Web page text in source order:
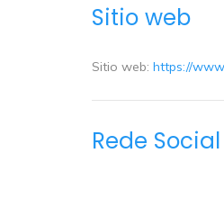
Sitio web
Sitio web: https://
Rede Social